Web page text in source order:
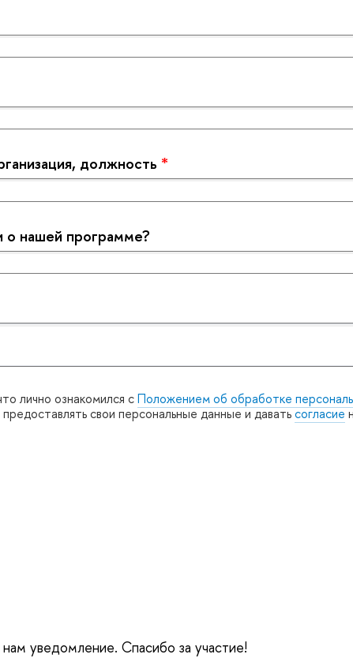
должность *
о нашей программе?
лично ознакомился сПоложением об обработке
предоставлять свои персональные данные и даватьсогласие
уведомление. Спасибо за участие!